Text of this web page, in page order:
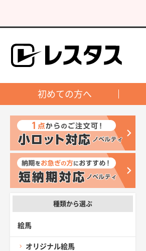
初めての方へ
種類から選ぶ
絵馬
オリジナル絵馬